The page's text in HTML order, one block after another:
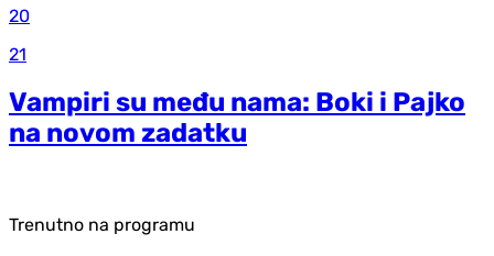
20
21
Vampiri su među nama: Boki i Pajko
na novom zadatku
Trenutno na programu